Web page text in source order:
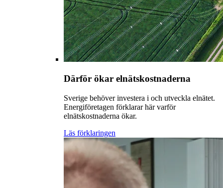
Därför ökar elnätskostnaderna
Sverige behöver investera i och utveckla elnätet.
Energiföretagen förklarar här varför
elnätskostnaderna ökar.
Läs förklaringen